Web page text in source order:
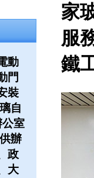
動
門
裝
自
室
辦
政
大
家
服
鐵